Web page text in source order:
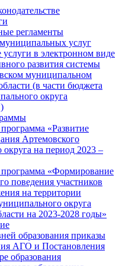
регламенты
услуг
в электронном виде
развития системы
муниципальном
(в части бюджета
округа
«Развитие
Артемовского
на период 2023 –
«Формирование
поведения участников
на территории
округа
на 2023-2028 годы»
образования приказы
АГО и Постановления
образования